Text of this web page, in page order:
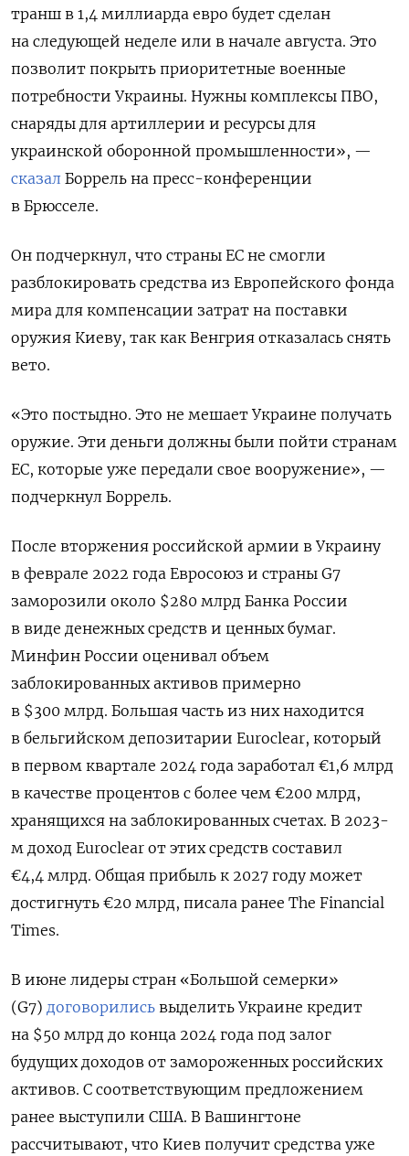
транш в 1,4 миллиарда евро будет сделан
на следующей неделе или в начале августа. Это
позволит покрыть приоритетные военные
потребности Украины. Нужны комплексы ПВО,
снаряды для артиллерии и ресурсы для
украинской оборонной промышленности», —
сказал Боррель на пресс-конференции
в Брюсселе.
Он подчеркнул, что страны ЕС не смогли
разблокировать средства из Европейского фонда
мира для компенсации затрат на поставки
оружия Киеву, так как Венгрия отказалась снять
вето.
«Это постыдно. Это не мешает Украине получать
оружие. Эти деньги должны были пойти странам
ЕС, которые уже передали свое вооружение», —
подчеркнул Боррель.
После вторжения российской армии в Украину
в феврале 2022 года Евросоюз и страны G7
заморозили около $280 млрд Банка России
в виде денежных средств и ценных бумаг.
Минфин России оценивал объем
заблокированных активов примерно
в $300 млрд. Большая часть из них находится
в бельгийском депозитарии Euroclear, который
в первом квартале 2024 года заработал €1,6 млрд
в качестве процентов с более чем €200 млрд,
хранящихся на заблокированных счетах. В 2023-
м доход Euroclear от этих средств составил
€4,4 млрд. Общая прибыль к 2027 году может
достигнуть €20 млрд, писала ранее The Financial
Times.
В июне лидеры стран «Большой семерки»
(G7) договорились выделить Украине кредит
на $50 млрд до конца 2024 года под залог
будущих доходов от замороженных российских
активов. С соответствующим предложением
ранее выступили США. В Вашингтоне
рассчитывают, что Киев получит средства уже